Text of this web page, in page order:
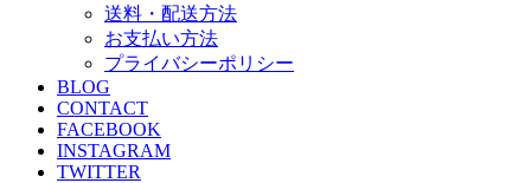
送料・配送方法
お支払い方法
プライバシーポリシー
BLOG
CONTACT
FACEBOOK
INSTAGRAM
TWITTER